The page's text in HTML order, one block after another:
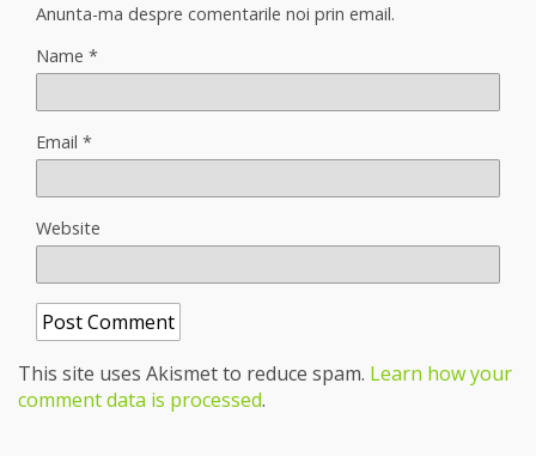
Anunta-ma despre comentarile noi prin email.
Name *
Email *
Website
This site uses Akismet to reduce spam. Learn how your
comment data is processed.